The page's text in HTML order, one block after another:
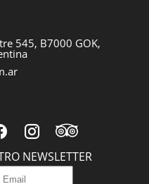
545, B7000 GOK,
NEWSLETTER